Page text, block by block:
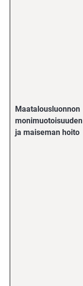
Maatalousluonnon
monimuotoisuuden
ja maiseman hoito